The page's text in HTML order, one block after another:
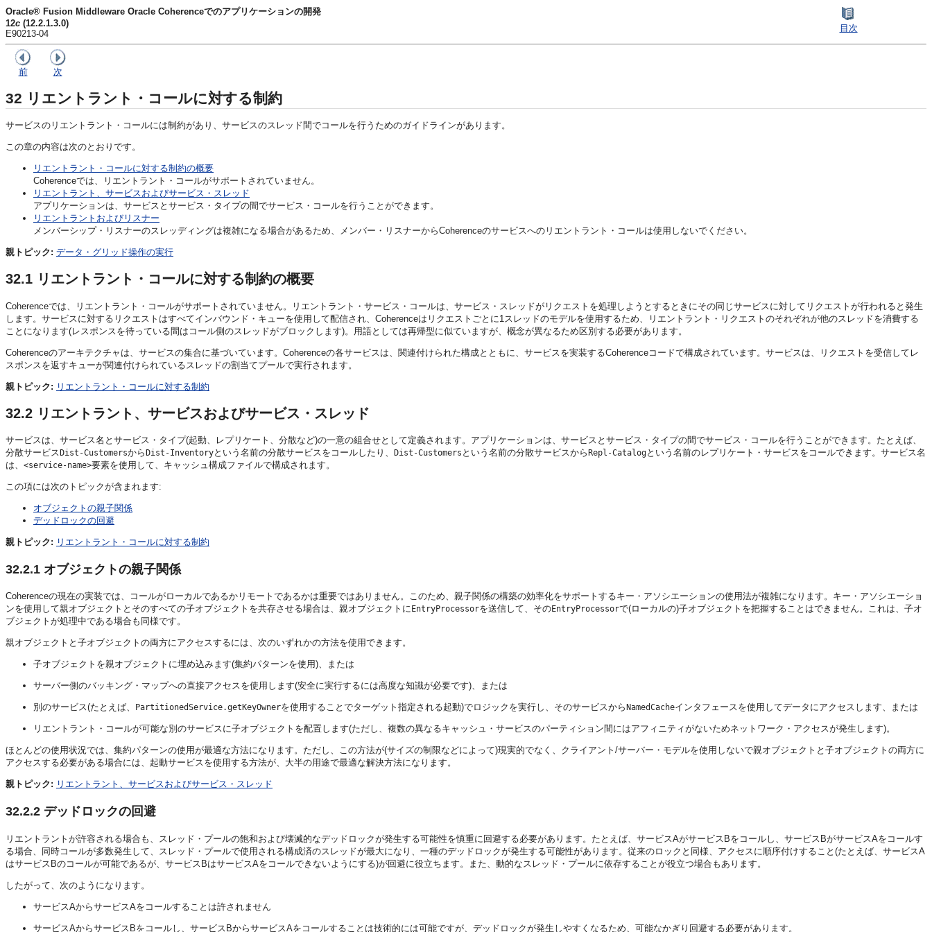
Oracle® Fusion Middleware Oracle Coherenceでのアプリケーションの開発
12c (12.2.1.3.0)
E90213-04
目次
前 次
32 リエントラント・コールに対する制約
サービスのリエントラント・コールには制約があり、サービスのスレッド間でコールを行うためのガイドラインがあります。
この章の内容は次のとおりです。
リエントラント・コールに対する制約の概要
Coherenceでは、リエントラント・コールがサポートされていません。
リエントラント、サービスおよびサービス・スレッド
アプリケーションは、サービスとサービス・タイプの間でサービス・コールを行うことができます。
リエントラントおよびリスナー
メンバーシップ・リスナーのスレッディングは複雑になる場合があるため、メンバー・リスナーからCoherenceのサービスへのリエントラント・コールは使用しないでください。
親トピック: データ・グリッド操作の実行
32.1 リエントラント・コールに対する制約の概要
Coherenceでは、リエントラント・コールがサポートされていません。
リエントラント・サービス・コールは、サービス・スレッドがリクエストを処理しようとするときにその同じサービスに対してリクエストが行われると発生
します。サービスに対するリクエストはすべてインバウンド・キューを使用して配信され、Coherenceはリクエストごとに1スレッドのモデルを使用するため、リエントラント・リクエストのそれぞれが他のスレッドを消費する
ことになります(レスポンスを待っている間はコール側のスレッドがブロックします)。用語としては再帰型に似ていますが、概念が異なるため区別する必要があります。
Coherenceのアーキテクチャは、サービスの集合に基づいています。Coherenceの各サービスは、関連付けられた構成とともに、サービスを実装するCoherenceコードで構成されています。サービスは、リクエストを受信してレ
スポンスを返すキューが関連付けられているスレッドの割当てプールで実行されます。
親トピック: リエントラント・コールに対する制約
32.2 リエントラント、サービスおよびサービス・スレッド
サービスは、サービス名とサービス・タイプ(起動、レプリケート、分散など)の一意の組合せとして定義されます。 アプリケーションは、サービスとサービス・タイプの間でサービス・コールを行うことができます。 たとえば、
分散サービス Dist-Customersから Dist-Inventoryという名前の分散サービスをコールしたり、 Dist-Customers という名前の分散サービスから Repl-Catalogという名前のレプリケート・サービスをコールできます。サービス名
は、 <service-name>要素を使用して、キャッシュ構成ファイルで構成されます。
この項には次のトピックが含まれます:
オブジェクトの親子関係
デッドロックの回避
親トピック: リエントラント・コールに対する制約
32.2.1 オブジェクトの親子関係
Coherenceの現在の実装では、コールがローカルであるかリモートであるかは重要ではありません。このため、親子関係の構築の効率化をサポートするキー・アソシエーションの使用法が複雑になります。キー・アソシエーショ
ンを使用して親オブジェクトとそのすべての子オブジェクトを共存させる場合は、親オブジェクトに EntryProcessorを送信して、そのEntryProcessorで(ローカルの)子オブジェクトを把握することはできません。これは、子オ
ブジェクトが処理中である場合も同様です。
親オブジェクトと子オブジェクトの両方にアクセスするには、次のいずれかの方法を使用できます。
子オブジェクトを親オブジェクトに埋め込みます(集約パターンを使用)、または
サーバー側のバッキング・マップへの直接アクセスを使用します(安全に実行するには高度な知識が必要です)、または
別のサービス(たとえば、 PartitionedService.getKeyOwnerを使用することでターゲット指定される起動)でロジックを実行し、そのサービスから NamedCacheインタフェースを使用してデータにアクセスします、または
リエントラント・コールが可能な別のサービスに子オブジェクトを配置します(ただし、複数の異なるキャッシュ・サービスのパーティション間にはアフィニティがないためネットワーク・アクセスが発生します)。
ほとんどの使用状況では、集約パターンの使用が最適な方法になります。ただし、この方法が(サイズの制限などによって)現実的でなく、クライアント/サーバー・モデルを使用しないで親オブジェクトと子オブジェクトの両方に
アクセスする必要がある場合には、起動サービスを使用する方法が、大半の用途で最適な解決方法になります。
親トピック: リエントラント、サービスおよびサービス・スレッド
32.2.2 デッドロックの回避
リエントラントが許容される場合も、スレッド・プールの飽和および壊滅的なデッドロックが発生する可能性を慎重に回避する必要があります。たとえば、サービスAがサービスBをコールし、サービスBがサービスAをコールす
る場合、同時コールが多数発生して、スレッド・プールで使用される構成済のスレッドが最大になり、一種のデッドロックが発生する可能性があります。従来のロックと同様、アクセスに順序付けすること(たとえば、サービスA
はサービスBのコールが可能であるが、サービスBはサービスAをコールできないようにする)が回避に役立ちます。また、動的なスレッド・プールに依存することが役立つ場合もあります。
したがって、次のようになります。
サービスAからサービスAをコールすることは許されません
サービスAからサービスBをコールし、サービスBからサービスAをコールすることは技術的には可能ですが、デッドロックが発生しやすくなるため、可能なかぎり回避する必要があります。